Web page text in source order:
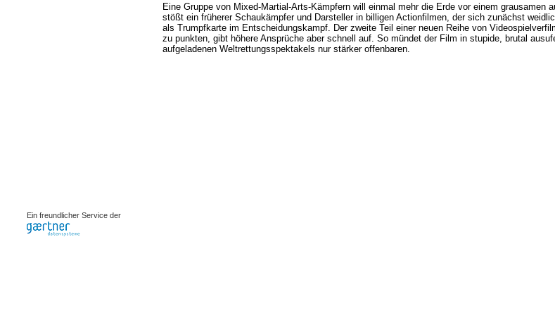
Eine Gruppe von Mixed-Martial-Arts-Kämpfern will einmal mehr die Erde vor einem grausamen
stößt ein früherer Schaukämpfer und Darsteller in billigen Actionfilmen, der sich zunächst
als Trumpfkarte im Entscheidungskampf. Der zweite Teil einer neuen Reihe von
zu punkten, gibt höhere Ansprüche aber schnell auf. So mündet der Film in stupide, brutal
aufgeladenen Weltrettungsspektakels nur stärker offenbaren.
Ein freundlicher Service der